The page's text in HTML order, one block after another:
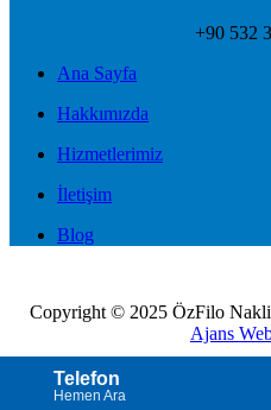
+90 532
Ana Sayfa
Hakkımızda
Hizmetlerimiz
İletişim
Blog
Copyright © 2025 ÖzFilo
Ajans
Telefon
Hemen Ara
0532 362 00 16
WhatsApp